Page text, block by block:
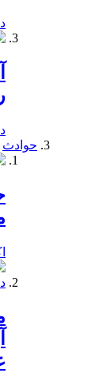
حوادث